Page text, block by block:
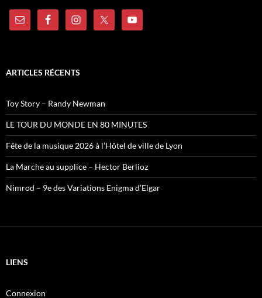
ARTICLES RÉCENTS
Toy Story – Randy Newman
LE TOUR DU MONDE EN 80 MINUTES
Fête de la musique 2026 à l’Hôtel de ville de Lyon
La Marche au supplice – Hector Berlioz
Nimrod – 9e des Variations Enigma d’Elgar
LIENS
Connexion